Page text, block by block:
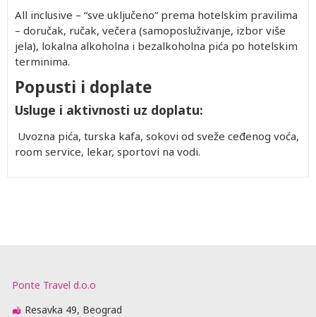
All inclusive – “sve uključeno” prema hotelskim pravilima
– doručak, ručak, večera (samoposluživanje, izbor više
jela), lokalna alkoholna i bezalkoholna pića po hotelskim
terminima.
Popusti i doplate
Usluge i aktivnosti uz doplatu:
Uvozna pića, turska kafa, sokovi od sveže ceđenog voća,
room service, lekar, sportovi na vodi.
Ponte Travel d.o.o
Resavka 49, Beograd